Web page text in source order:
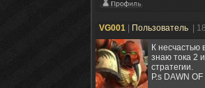
VG001 Пользователь
|
К несчастью
знаю тока 2
стратегии.
P.s DAWN